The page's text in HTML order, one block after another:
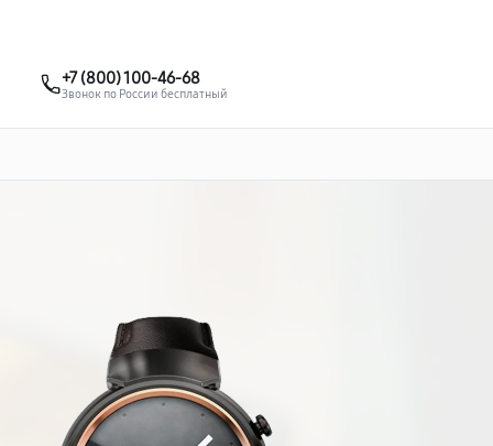
+7 (800) 100-46-68
Звонок по России бесплатный